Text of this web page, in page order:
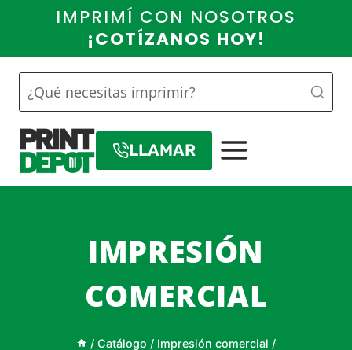
contenido
IMPRIMÍ CON NOSOTROS
¡COTÍZANOS HOY!
LLAMAR
IMPRESIÓN
COMERCIAL
/ Catálogo / Impresión comercial /